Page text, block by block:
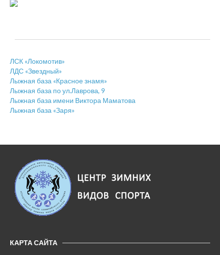
ОЦЕНКА КАЧЕСТВА ОБРАЗОВАНИЯ
ЛСК «Локомотив»
ЛДС «Звездный»
Лыжная база «Красное знамя»
Лыжная база по ул.Лаврова, 9
Лыжная база имени Виктора Маматова
Лыжная база «Заря»
КАРТА САЙТА